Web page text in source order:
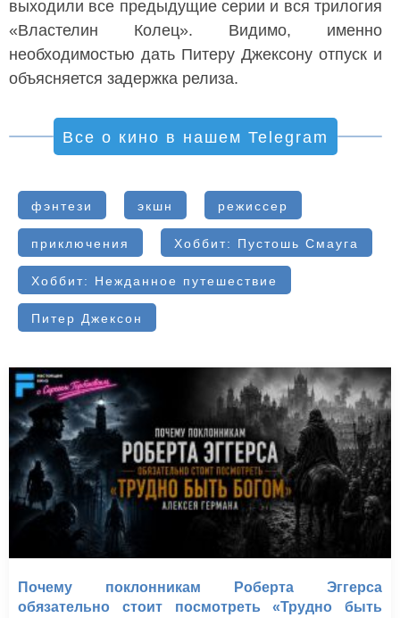
выходили все предыдущие серии и вся трилогия
«Властелин Колец». Видимо, именно
необходимостью дать Питеру Джексону отпуск и
объясняется задержка релиза.
Все о кино в нашем Telegram
фэнтези экшн режиссер
приключения Хоббит: Пустошь Смауга
Хоббит: Нежданное путешествие
Питер Джексон
Почему поклонникам Роберта Эггерса
обязательно стоит посмотреть «Трудно быть